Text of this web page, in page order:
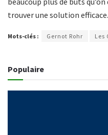
trouver une solution efficace.
Mots-clés : Gernot Rohr Les
Populaire